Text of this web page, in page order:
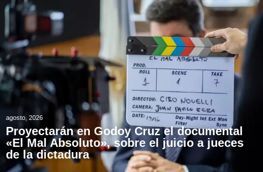
agosto, 2026
Proyectarán en Godoy Cruz el documental
«El Mal Absoluto», sobre el juicio a jueces
de la dictadura